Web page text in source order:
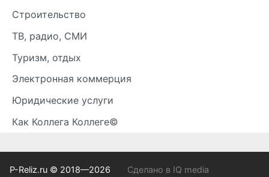
Строительство
ТВ, радио, СМИ
Туризм, отдых
Электронная коммерция
Юридические услуги
Как Коллега Коллеге©
P-Reliz.ru © 2018—2026 Сделано в IQ media